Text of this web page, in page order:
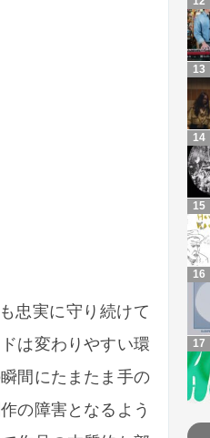
忠実に守り続けて
は変わりやすい環
間にたまたま手の
の障害となるよう